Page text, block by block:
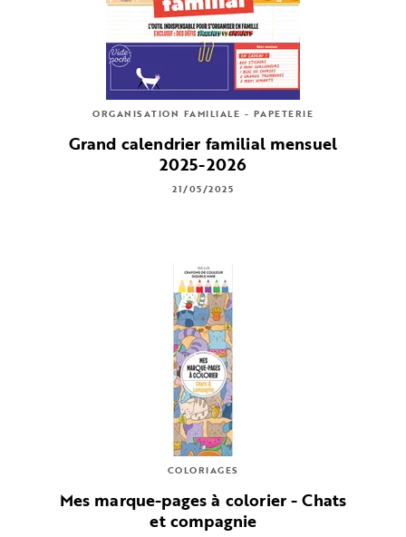
ORGANISATION FAMILIALE - PAPETERIE
Grand calendrier familial mensuel
2025-2026
21/05/2025
COLORIAGES
Mes marque-pages à colorier - Chats
et compagnie